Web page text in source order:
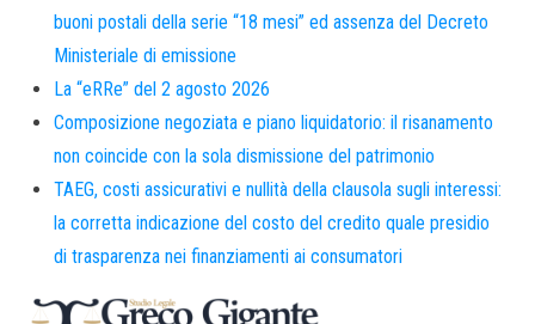
buoni postali della serie “18 mesi” ed assenza del Decreto
Ministeriale di emissione
La “eRRe” del 2 agosto 2026
Composizione negoziata e piano liquidatorio: il risanamento
non coincide con la sola dismissione del patrimonio
TAEG, costi assicurativi e nullità della clausola sugli interessi:
la corretta indicazione del costo del credito quale presidio
di trasparenza nei finanziamenti ai consumatori